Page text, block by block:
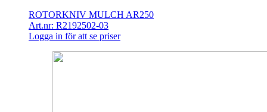
ROTORKNIV MULCH AR250
Art.nr: R2192502-03
Logga in för att se priser